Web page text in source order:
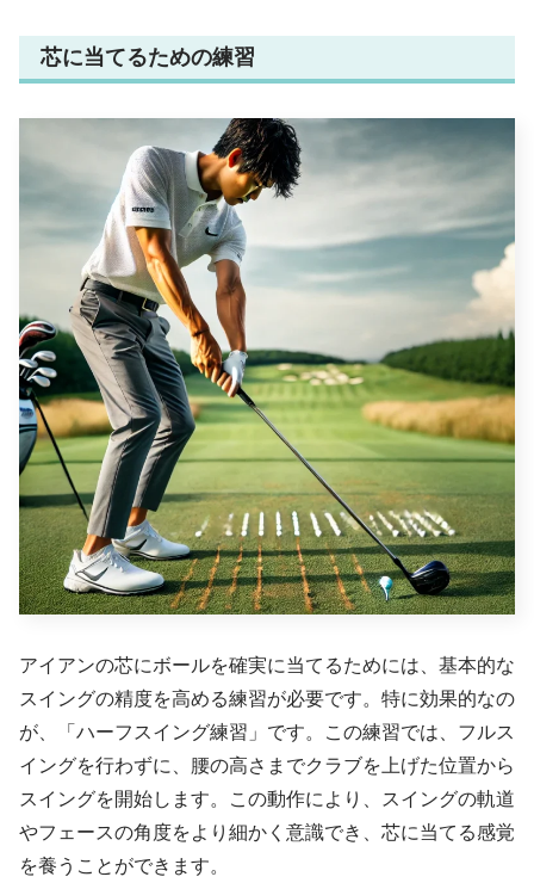
芯に当てるための練習
アイアンの芯にボールを確実に当てるためには、基本的な
スイングの精度を高める練習が必要です。特に効果的なの
が、「ハーフスイング練習」です。この練習では、フルス
イングを行わずに、腰の高さまでクラブを上げた位置から
スイングを開始します。この動作により、スイングの軌道
やフェースの角度をより細かく意識でき、芯に当てる感覚
を養うことができます。